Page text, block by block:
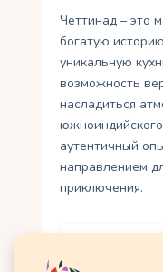
Четтинад – это
богатую
уникальную
возможность
насладиться
аутентичный
направлением
приключения.